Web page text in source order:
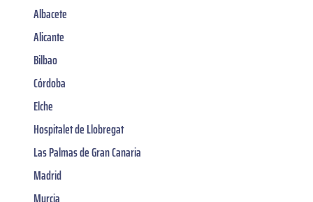
Albacete
Alicante
Bilbao
Córdoba
Elche
Hospitalet de Llobregat
Las Palmas de Gran Canaria
Madrid